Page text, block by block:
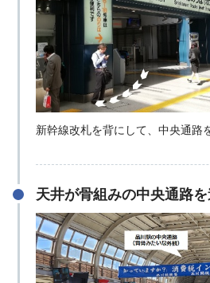
新幹線改札を背にして、中央通路
天井が骨組みの中央通路